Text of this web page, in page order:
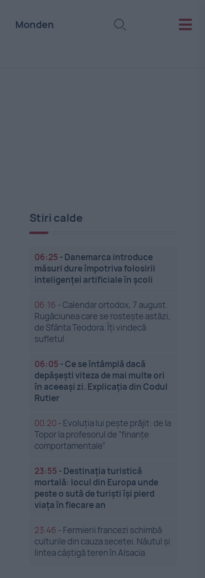
Monden
Stiri calde
06:25 - Danemarca introduce
măsuri dure împotriva folosirii
inteligenței artificiale în școli
06:16 -Calendar ortodox, 7 august.
Rugăciunea care se rostește astăzi,
de Sfânta Teodora. Îți vindecă
sufletul
06:05 -Ce se întâmplă dacă
depășești viteza de mai multe ori
în aceeași zi. Explicația din Codul
Rutier
00:20 - Evoluția lui pește prăjit: de la
Topor la profesorul de ”finanțe
comportamentale”
23:55 - Destinația turistică
mortală: locul din Europa unde
peste o sută de turiști își pierd
viața în fiecare an
23:46 - Fermierii francezi schimbă
culturile din cauza secetei. Năutul și
lintea câștigă teren în Alsacia